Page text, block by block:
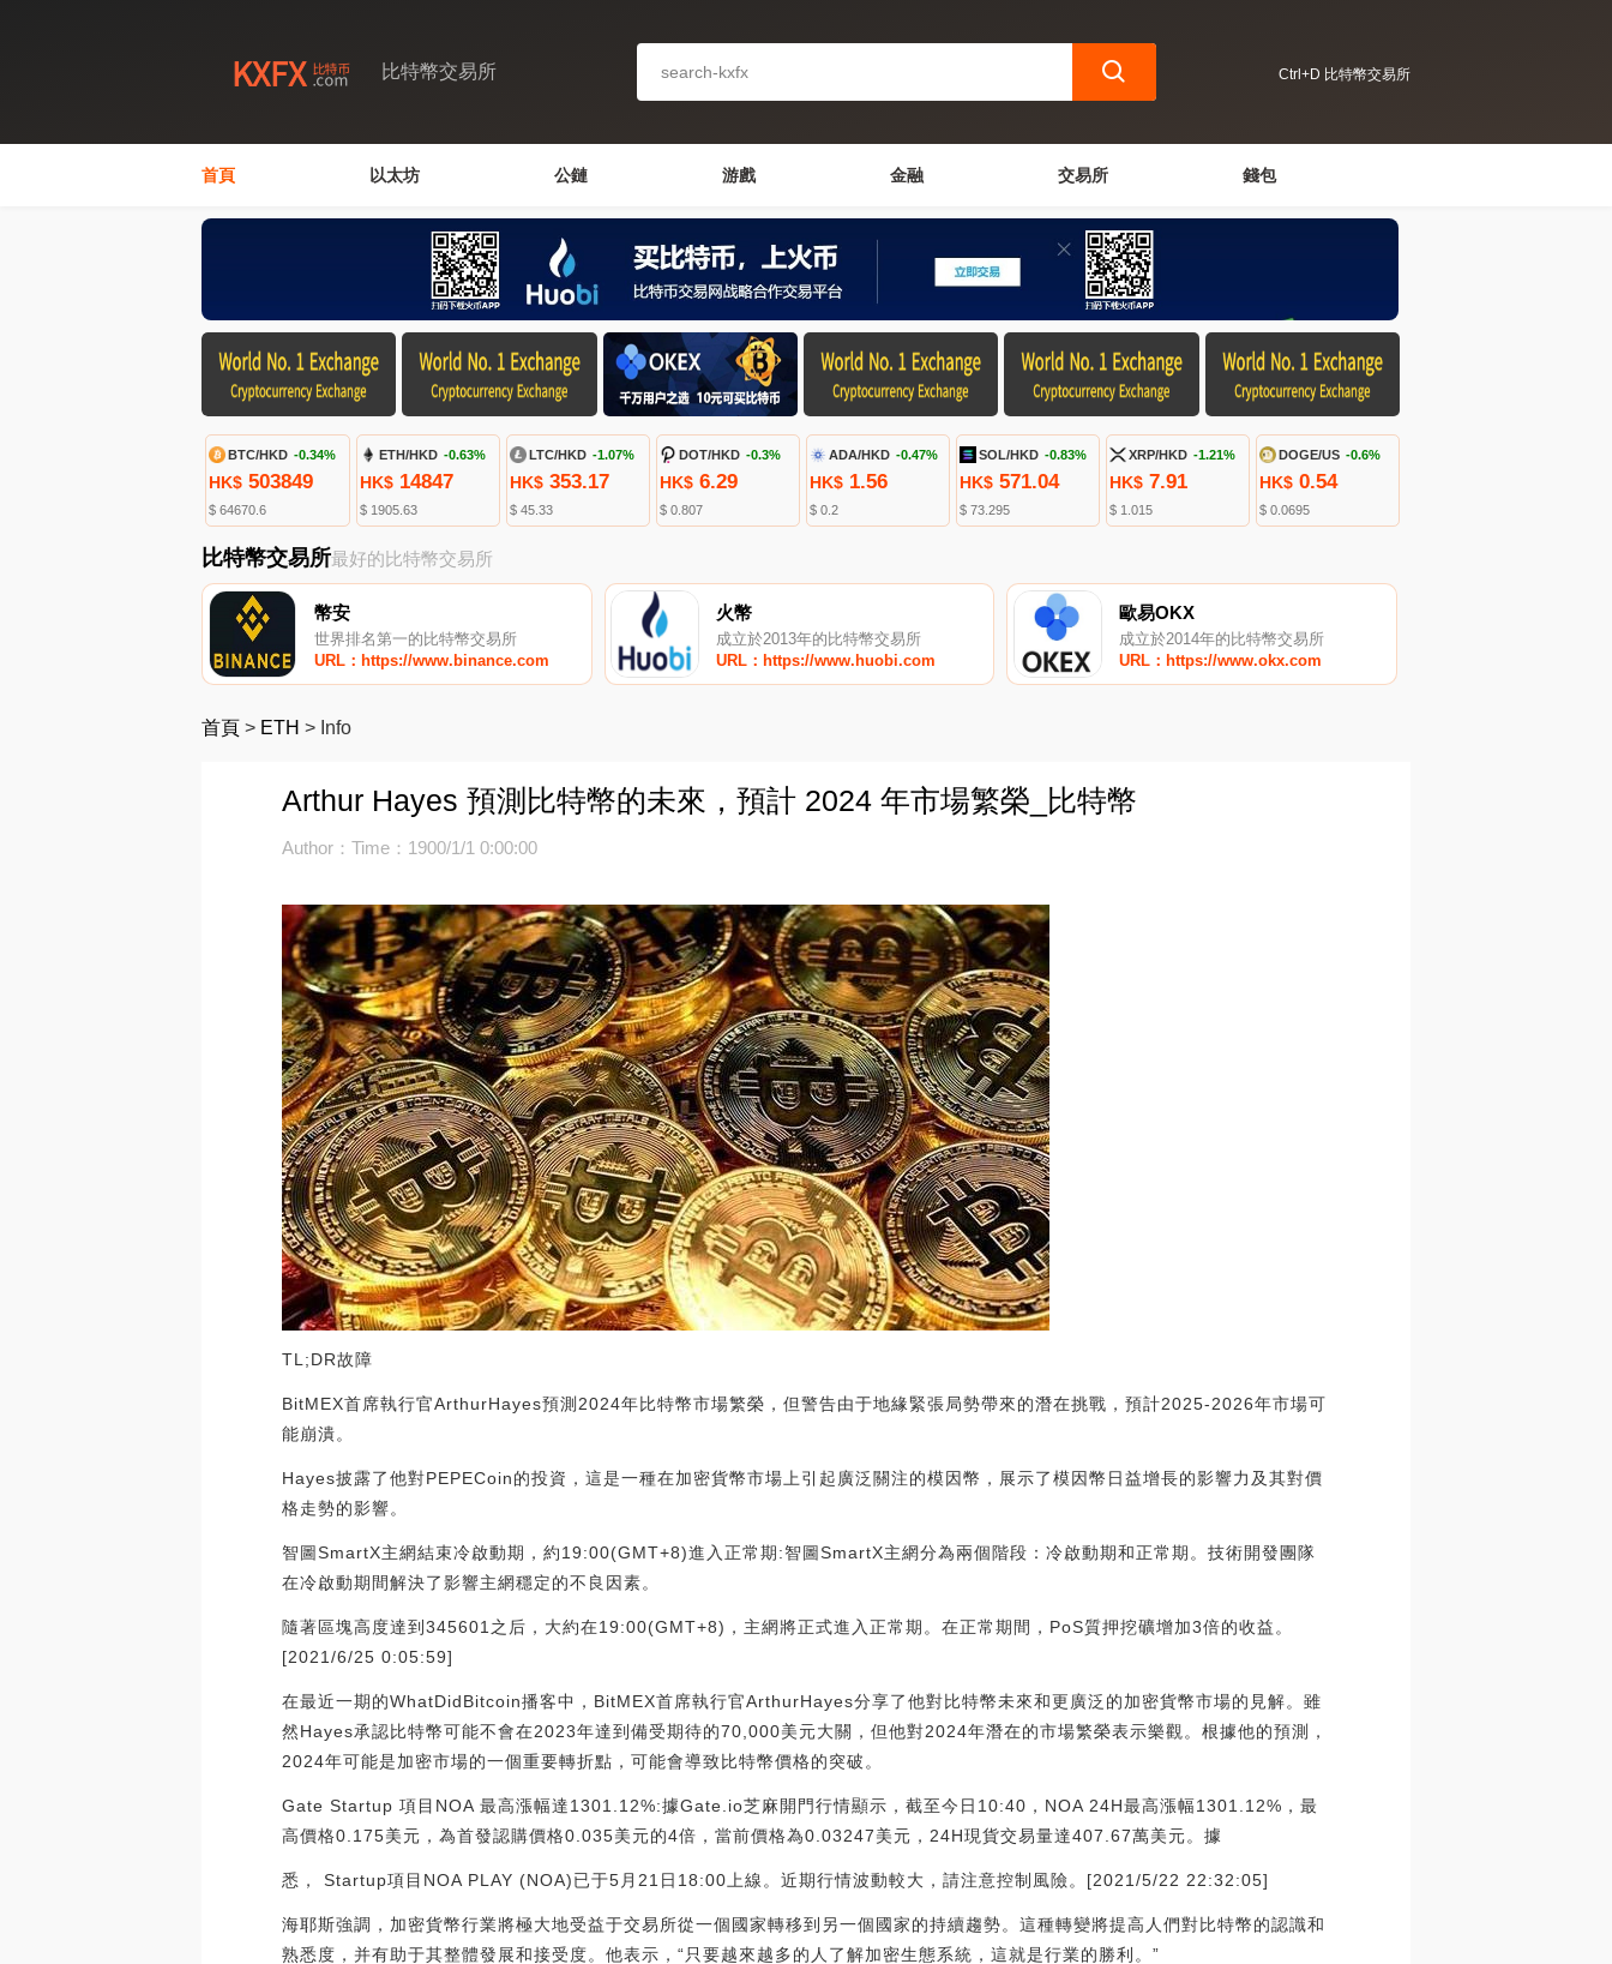
比特幣交易所 Ctrl+D 比特幣交易所
首頁 以太坊 公鏈 游戲 金融 交易所 錢包
BTC/HKD -0.34%
HK$ 503849
$ 64670.6
ETH/HKD -0.63%
HK$14847
$ 1905.63
LTC/HKD -1.07%
HK$353.17
$ 45.33
DOT/HKD -0.3%
HK$6.29
$ 0.807
ADA/HKD -0.47%
HK$1.56
$ 0.2
SOL/HKD -0.83%
HK$ 571.04
$ 73.295
XRP/HKD -1.21%
HK$ 7.91
$ 1.015
DOGE/US -0.6%
HK$ 0.54
$ 0.0695
比特幣交易所最好的比特幣交易所
幣安
世界排名第一的比特幣交易所
URL：https://www.binance.com
火幣
成立於2013年的比特幣交易所
URL：https://www.huobi.com
歐易OKX
成立於2014年的比特幣交易所
URL：https://www.okx.com
首頁 > ETH > Info
Arthur Hayes 預測比特幣的未來，預計 2024 年市場繁榮_比特幣
Author：Time：1900/1/1 0:00:00
TL;DR故障
BitMEX首席執行官ArthurHayes預測2024年比特幣市場繁榮，但警告由于地緣緊張局勢帶來的潛在挑戰，預計2025-2026年市場可
能崩潰。
Hayes披露了他對PEPECoin的投資，這是一種在加密貨幣市場上引起廣泛關注的模因幣，展示了模因幣日益增長的影響力及其對價
格走勢的影響。
智圖SmartX主網結束冷啟動期，約19:00(GMT+8)進入正常期:智圖SmartX主網分為兩個階段：冷啟動期和正常期。技術開發團隊
在冷啟動期間解決了影響主網穩定的不良因素。
隨著區塊高度達到345601之后，大約在19:00(GMT+8)，主網將正式進入正常期。在正常期間，PoS質押挖礦增加3倍的收益。
[2021/6/25 0:05:59]
在最近一期的WhatDidBitcoin播客中，BitMEX首席執行官ArthurHayes分享了他對比特幣未來和更廣泛的加密貨幣市場的見解。雖
然Hayes承認比特幣可能不會在2023年達到備受期待的70,000美元大關，但他對2024年潛在的市場繁榮表示樂觀。根據他的預測，
2024年可能是加密市場的一個重要轉折點，可能會導致比特幣價格的突破。
Gate Startup 項目NOA 最高漲幅達1301.12%:據Gate.io芝麻開門行情顯示，截至今日10:40，NOA 24H最高漲幅1301.12%，最
高價格0.175美元，為首發認購價格0.035美元的4倍，當前價格為0.03247美元，24H現貨交易量達407.67萬美元。據
悉， Startup項目NOA PLAY (NOA)已于5月21日18:00上線。近期行情波動較大，請注意控制風險。[2021/5/22 22:32:05]
海耶斯強調，加密貨幣行業將極大地受益于交易所從一個國家轉移到另一個國家的持續趨勢。這種轉變將提高人們對比特幣的認識和
熟悉度，并有助于其整體發展和接受度。他表示，“只要越來越多的人了解加密生態系統，這就是行業的勝利。”